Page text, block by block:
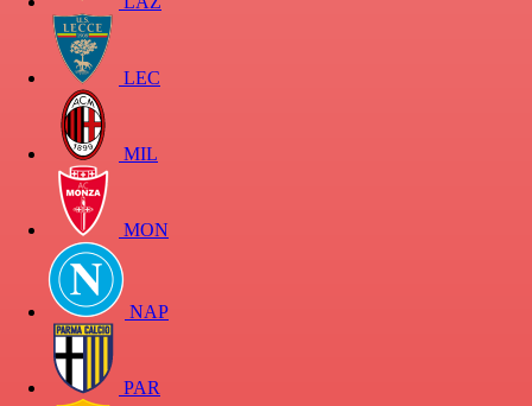
LEC
MIL
MON
NAP
PAR